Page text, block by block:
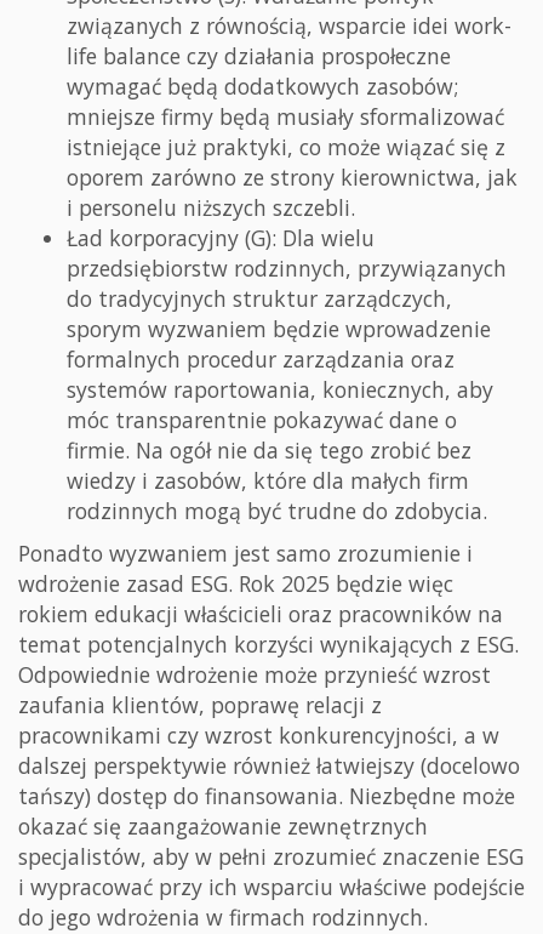
związanych z równością, wsparcie idei work-
life balance czy działania prospołeczne
wymagać będą dodatkowych zasobów;
mniejsze firmy będą musiały sformalizować
istniejące już praktyki, co może wiązać się z
oporem zarówno ze strony kierownictwa, jak
i personelu niższych szczebli.
Ład korporacyjny (G): Dla wielu
przedsiębiorstw rodzinnych, przywiązanych
do tradycyjnych struktur zarządczych,
sporym wyzwaniem będzie wprowadzenie
formalnych procedur zarządzania oraz
systemów raportowania, koniecznych, aby
móc transparentnie pokazywać dane o
firmie. Na ogół nie da się tego zrobić bez
wiedzy i zasobów, które dla małych firm
rodzinnych mogą być trudne do zdobycia.
Ponadto wyzwaniem jest samo zrozumienie i
wdrożenie zasad ESG. Rok 2025 będzie więc
rokiem edukacji właścicieli oraz pracowników na
temat potencjalnych korzyści wynikających z ESG.
Odpowiednie wdrożenie może przynieść wzrost
zaufania klientów, poprawę relacji z
pracownikami czy wzrost konkurencyjności, a w
dalszej perspektywie również łatwiejszy (docelowo
tańszy) dostęp do finansowania. Niezbędne może
okazać się zaangażowanie zewnętrznych
specjalistów, aby w pełni zrozumieć znaczenie ESG
i wypracować przy ich wsparciu właściwe podejście
do jego wdrożenia w firmach rodzinnych.